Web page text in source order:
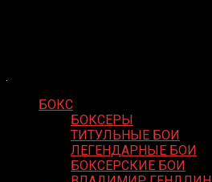
БОКС
БОКСЕРЫ
ТИТУЛЬНЫЕ БОИ
ЛЕГЕНДАРНЫЕ БОИ
БОКСЕРСКИЕ БОИ